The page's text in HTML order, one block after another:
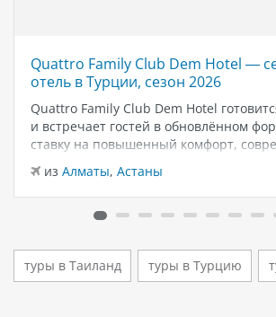
Quattro Family Club Dem Hotel —
отель в Турции, сезон 2026
Quattro Family Club Dem Hotel
и встречает гостей в обновлённом
ставку на повышенный комфорт,
дизайн и атмосферу спокойного
моря. Отель остаётся популярным
кто ищет семейный отель в…
из Алматы, Астаны
туры в Таиланд туры в Турцию